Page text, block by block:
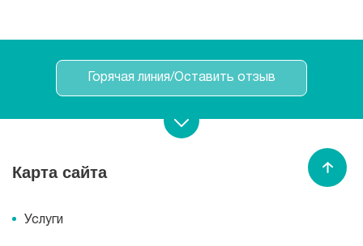
Горячая линия/Оставить отзыв
Записаться на прием
Карта сайта
Услуги